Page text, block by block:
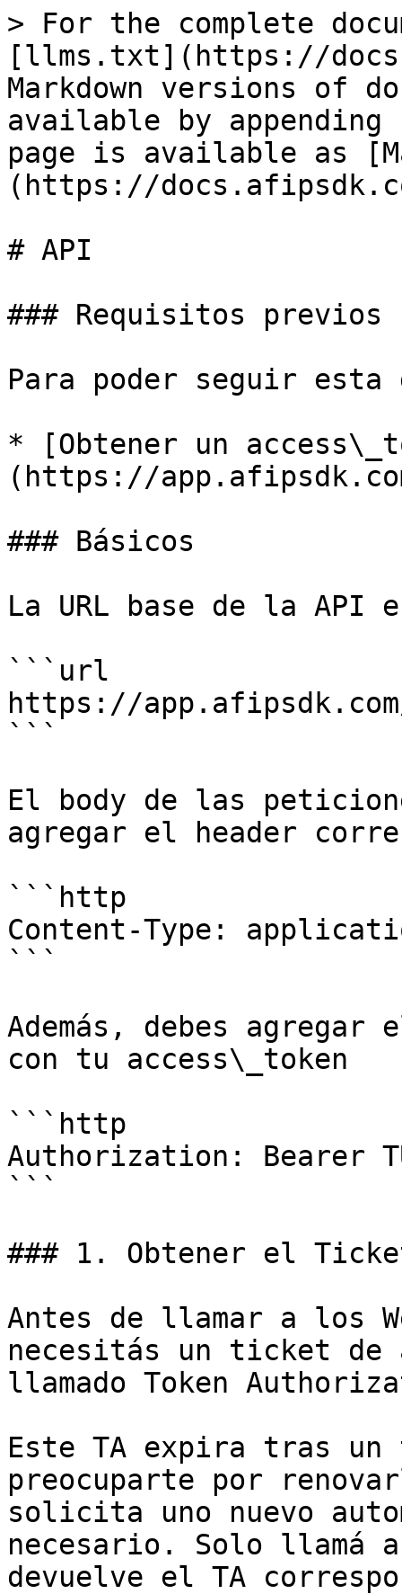
> For the complete
[llms.txt](https://
Markdown versions of
available by
page is available as
(https://
# API
### Requisitos previos
Para poder seguir
* [Obtener un
(https://
### Básicos
La URL base de la API
```url
https://
```
El body de las
agregar el header
```http
Content-Type:
```
Además, debes
con tu access\_token
```http
Authorization: Bearer
```
### 1. Obtener el
Antes de llamar a los
necesitás un ticket de
llamado Token
Este TA expira tras un
preocuparte por
solicita uno nuevo
necesario. Solo llamá
devuelve el TA